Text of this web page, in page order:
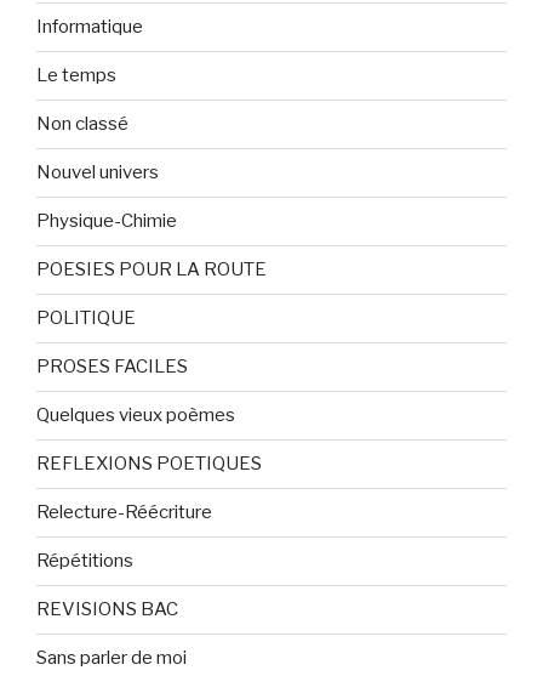
Informatique
Le temps
Non classé
Nouvel univers
Physique-Chimie
POESIES POUR LA ROUTE
POLITIQUE
PROSES FACILES
Quelques vieux poèmes
REFLEXIONS POETIQUES
Relecture-Réécriture
Répétitions
REVISIONS BAC
Sans parler de moi